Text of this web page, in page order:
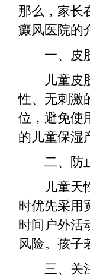
那么，家长
癜风医院的
一、皮肤
儿童皮肤
性、无刺激
位，避免使
的儿童保湿
二、防止
儿童天性
时优先采用
时间户外活
风险。孩子
三、关注